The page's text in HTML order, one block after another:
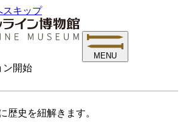
スキップ
MENU
ン開始
歴史を紐解きます。